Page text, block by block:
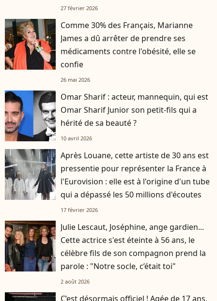
27 février 2026
Comme 30% des Français, Marianne
James a dû arrêter de prendre ses
médicaments contre l'obésité, elle se
confie
26 mai 2026
Omar Sharif : acteur, mannequin, qui est
Omar Sharif Junior son petit-fils qui a
hérité de sa beauté ?
10 avril 2026
Après Louane, cette artiste de 30 ans est
pressentie pour représenter la France à
l'Eurovision : elle est à l'origine d'un tube
qui a dépassé les 50 millions d'écoutes
17 février 2026
Julie Lescaut, Joséphine, ange gardien...
Cette actrice s'est éteinte à 56 ans, le
célèbre fils de son compagnon prend la
parole : "Notre socle, c’était toi"
2 août 2026
C’est désormais officiel ! Agée de 17 ans,